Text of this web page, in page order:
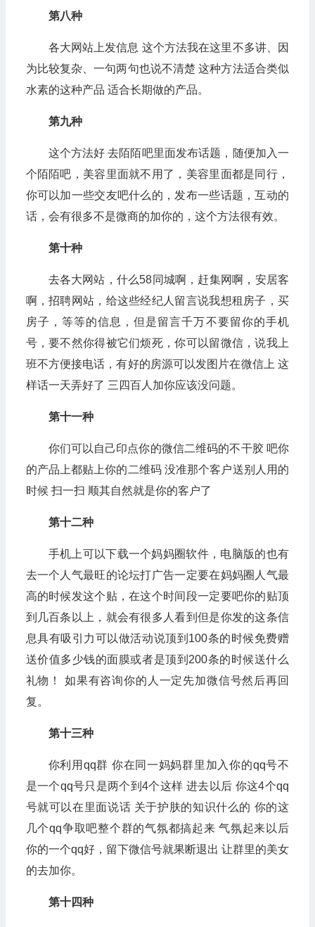
第八种
各大网站上发信息 这个方法我在这里不多讲、因
为比较复杂、一句两句也说不清楚 这种方法适合类似
水素的这种产品 适合长期做的产品。
第九种
这个方法好 去陌陌吧里面发布话题，随便加入一
个陌陌吧，美容里面就不用了，美容里面都是同行，
你可以加一些交友吧什么的，发布一些话题，互动的
话，会有很多不是微商的加你的，这个方法很有效。
第十种
去各大网站，什么58同城啊，赶集网啊，安居客
啊，招聘网站，给这些经纪人留言说我想租房子，买
房子，等等的信息，但是留言千万不要留你的手机
号，要不然你得被它们烦死，你可以留微信，说我上
班不方便接电话，有好的房源可以发图片在微信上 这
样话一天弄好了 三四百人加你应该没问题。
第十一种
你们可以自己印点你的微信二维码的不干胶 吧你
的产品上都贴上你的二维码 没准那个客户送别人用的
时候 扫一扫 顺其自然就是你的客户了
第十二种
手机上可以下载一个妈妈圈软件，电脑版的也有
去一个人气最旺的论坛打广告一定要在妈妈圈人气最
高的时候发这个贴，在这个时间段一定要吧你的贴顶
到几百条以上，就会有很多人看到但是你发的这条信
息具有吸引力可以做活动说顶到100条的时候免费赠
送价值多少钱的面膜或者是顶到200条的时候送什么
礼物！ 如果有咨询你的人一定先加微信号然后再回
复。
第十三种
你利用qq群 你在同一妈妈群里加入你的qq号不
是一个qq号只是两个到4个这样 进去以后 你这4个qq
号就可以在里面说话 关于护肤的知识什么的 你的这
几个qq争取吧整个群的气氛都搞起来 气氛起来以后
你的一个qq好，留下微信号就果断退出 让群里的美女
的去加你。
第十四种